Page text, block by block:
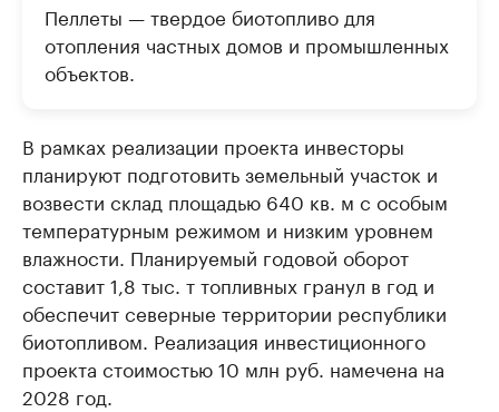
Пеллеты — твердое биотопливо для
отопления частных домов и промышленных
объектов.
В рамках реализации проекта инвесторы
планируют подготовить земельный участок и
возвести склад площадью 640 кв. м с особым
температурным режимом и низким уровнем
влажности. Планируемый годовой оборот
составит 1,8 тыс. т топливных гранул в год и
обеспечит северные территории республики
биотопливом. Реализация инвестиционного
проекта стоимостью 10 млн руб. намечена на
2028 год.